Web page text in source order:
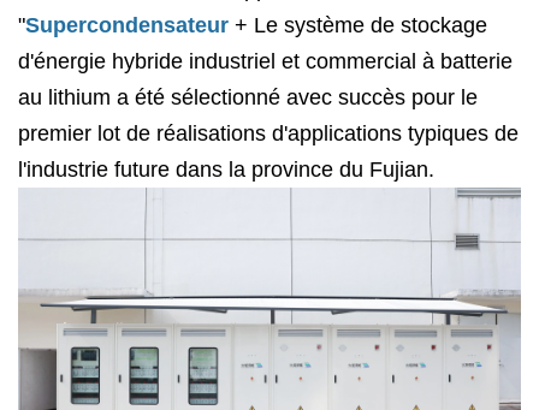
"Supercondensateur + Le système de stockage
d'énergie hybride industriel et commercial à batterie
au lithium a été sélectionné avec succès pour le
premier lot de réalisations d'applications typiques de
l'industrie future dans la province du Fujian.